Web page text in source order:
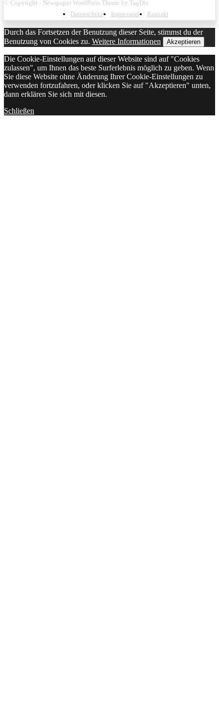
© Copyright - Newspaper WordPress Theme by TagDiv
Datenschutz
Impressum Kontakt
Durch das Fortsetzen der Benutzung dieser Seite, stimmst du der
Benutzung von Cookies zu. Weitere Informationen Akzeptieren
Die Cookie-Einstellungen auf dieser Website sind auf "Cookies
zulassen", um Ihnen das beste Surferlebnis möglich zu geben. Wenn
Sie diese Website ohne Änderung Ihrer Cookie-Einstellungen zu
verwenden fortzufahren, oder klicken Sie auf "Akzeptieren" unten,
dann erklären Sie sich mit diesen.
Schließen